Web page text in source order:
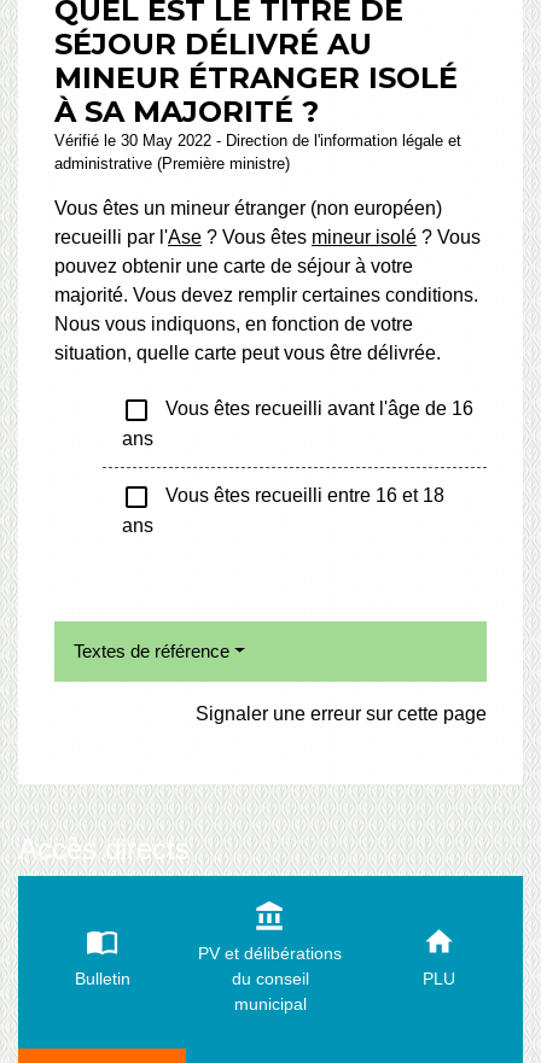
QUEL EST LE TITRE DE
SÉJOUR DÉLIVRÉ AU
MINEUR ÉTRANGER ISOLÉ
À SA MAJORITÉ ?
Vérifié le 30 May 2022 - Direction de l'information légale et
administrative (Première ministre)
Vous êtes un mineur étranger (non européen)
recueilli par l'Ase ? Vous êtes mineur isolé ? Vous
pouvez obtenir une carte de séjour à votre
majorité. Vous devez remplir certaines conditions.
Nous vous indiquons, en fonction de votre
situation, quelle carte peut vous être délivrée.
check_box_outline_blank
Vous êtes recueilli avant l'âge de 16
ans
check_box_outline_blank
Vous êtes recueilli entre 16 et 18
ans
Textes de référence
Signaler une erreur sur cette page
Accès directs
import_contacts
Bulletin
account_balance
PV et délibérations
du conseil
municipal
home
PLU